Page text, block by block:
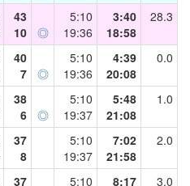
43
10
◎
5:10
19:36
3:40
18:58
28.3
40
7
◎
5:10
19:36
4:39
20:08
0.0
38
6
◎
5:10
19:37
5:48
21:08
1.0
37
8
5:10
19:37
7:02
21:58
2.0
37 5:10 8:17 3.0